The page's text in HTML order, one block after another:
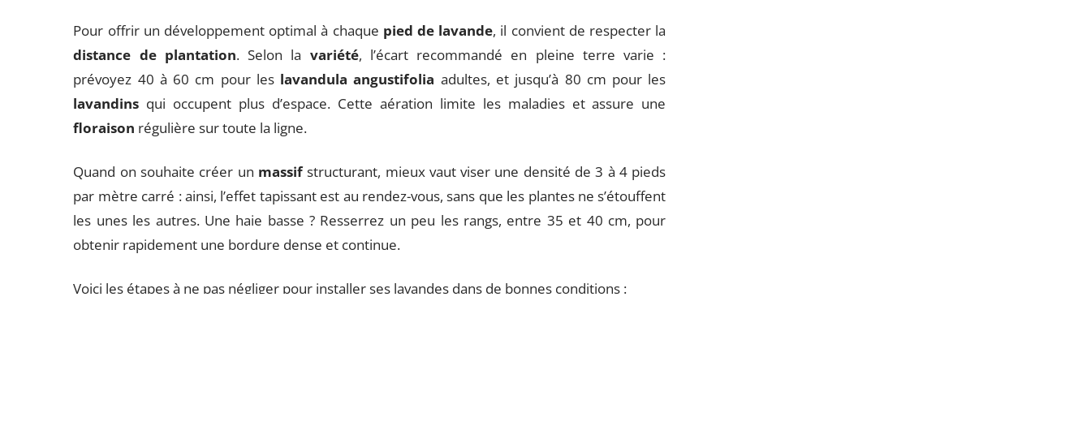
Pour offrir un développement optimal à chaque pied de lavande, il convient de respecter la
distance de plantation. Selon la variété, l’écart recommandé en pleine terre varie :
prévoyez 40 à 60 cm pour les lavandula angustifolia adultes, et jusqu’à 80 cm pour les
lavandins qui occupent plus d’espace. Cette aération limite les maladies et assure une
floraison régulière sur toute la ligne.
Quand on souhaite créer un massifstructurant, mieux vaut viser une densité de 3 à 4 pieds
par mètre carré : ainsi, l’effet tapissant est au rendez-vous, sans que les plantes ne s’étouffent
les unes les autres. Une haie basse ? Resserrez un peu les rangs, entre 35 et 40 cm, pour
obtenir rapidement une bordure dense et continue.
Voici les étapes à ne pas négliger pour installer ses lavandes dans de bonnes conditions :